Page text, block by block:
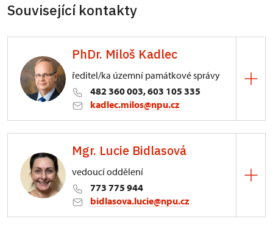
Související kontakty
PhDr. Miloš Kadlec
ředitel/ka územní památkové správy
482 360 003, 603 105 335
kadlec.milos@npu.cz
3/, Sychrov 3
Mgr. Lucie Bidlasová
vedoucí oddělení
773 775 944
bidlasova.lucie@npu.cz